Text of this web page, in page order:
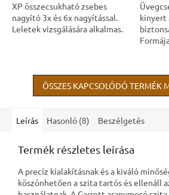
XP összecsukható zsebes
nagyító 3x és 6x nagyítással.
Leletek vizsgálására alkalmas.
kinyert
ÖSSZES KAPCSOLÓDÓ TERMÉK
Leírás Hasonló (8) Beszélgetés
Termék részletes leírása
A precíz kialakításnak és a kiváló
köszönhetően a szita tartós és ellenáll